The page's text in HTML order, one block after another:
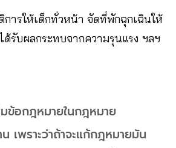
การให้เด็กทั่วหน้า จัดที่พักฉุกเฉินให้
ด้รับผลกระทบจากความรุนแรง ฯลฯ
มข้อกฎหมายในกฎหมาย
เพราะว่าถ้าจะแก้กฎหมายมัน